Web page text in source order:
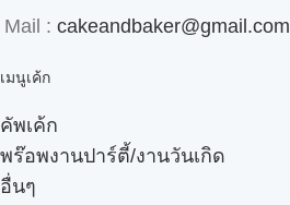
Mail : cakeandbaker@gmail.com
เมนูเค้ก
คัพเค้ก
พร๊อพงานปาร์ตี้/งานวันเกิด
อื่นๆ